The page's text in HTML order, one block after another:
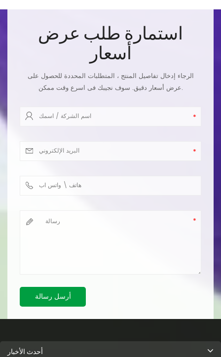
استمارة طلب عرض
أسعار
الرجاء إدخال تفاصيل المنتج ، المتطلبات المحددة للحصول على
عرض أسعار دقيق. سوف نجيبك فى اسرع وقت ممكن.
أرسل رسالة
أحدث الأخبار